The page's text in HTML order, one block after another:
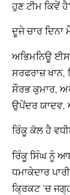
ਹੁਣ ਟੀਮ ਕਿਵੇਂ
ਦੂਜੇ ਚਾਰ
ਅਭਿਮਨਿਊ
ਸਰਫਰਾਜ਼ ਖਾਨ,
ਸੌਰਭ ਕੁਮਾਰ,
ਉਪੇਂਦਰ ਯਾਦਵ,
ਰਿੰਕੂ ਕੋਲ ਹੈ
ਰਿੰਕੂ ਸਿੰਘ ਨੂੰ
ਧਮਾਕੇਦਾਰ
ਕ੍ਰਿਕਟ ‘ਚ